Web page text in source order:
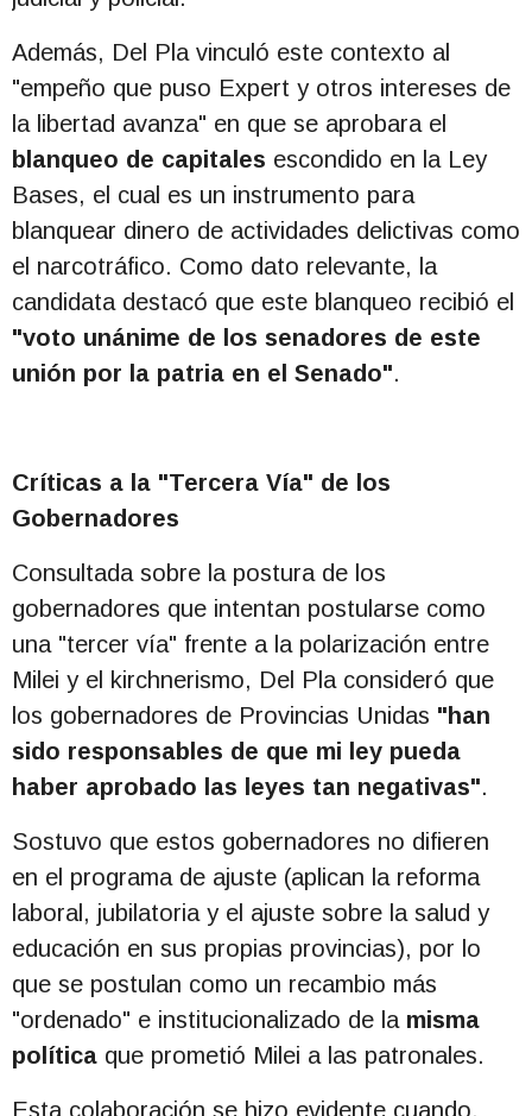
Además, Del Pla vinculó este contexto al
"empeño que puso Expert y otros intereses de
la libertad avanza" en que se aprobara el
blanqueo de capitales escondido en la Ley
Bases, el cual es un instrumento para
blanquear dinero de actividades delictivas como
el narcotráfico. Como dato relevante, la
candidata destacó que este blanqueo recibió el
"voto unánime de los senadores de este
unión por la patria en el Senado".
Críticas a la "Tercera Vía" de los
Gobernadores
Consultada sobre la postura de los
gobernadores que intentan postularse como
una "tercer vía" frente a la polarización entre
Milei y el kirchnerismo, Del Pla consideró que
los gobernadores de Provincias Unidas "han
sido responsables de que mi ley pueda
haber aprobado las leyes tan negativas".
Sostuvo que estos gobernadores no difieren
en el programa de ajuste (aplican la reforma
laboral, jubilatoria y el ajuste sobre la salud y
educación en sus propias provincias), por lo
que se postulan como un recambio más
"ordenado" e institucionalizado de la misma
política que prometió Milei a las patronales.
Esta colaboración se hizo evidente cuando,